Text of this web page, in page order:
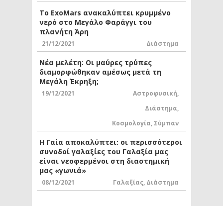
Το ExoMars ανακαλύπτει κρυμμένο
νερό στο Μεγάλο Φαράγγι του
πλανήτη Άρη
21/12/2021 Διάστημα
Νέα μελέτη: Οι μαύρες τρύπες
διαμορφώθηκαν αμέσως μετά τη
Μεγάλη Έκρηξη;
19/12/2021 Αστροφυσική,
Διάστημα,
Κοσμολογία, Σύμπαν
Η Γαία αποκαλύπτει: οι περισσότεροι
συνοδοί γαλαξίες του Γαλαξία μας
είναι νεοφερμένοι στη διαστημική
μας «γωνιά»
08/12/2021 Γαλαξίας, Διάστημα